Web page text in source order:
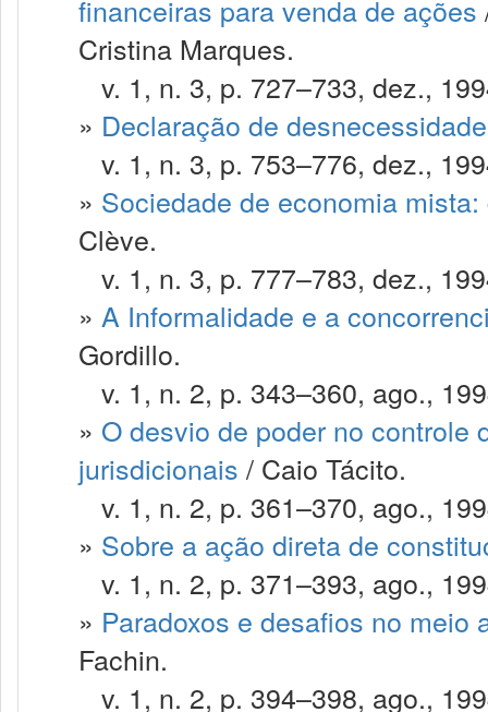
financeiras para venda de ações
Cristina Marques.
v. 1, n. 3, p. 727–733, dez.,
» Declaração de
v. 1, n. 3, p. 753–776, dez.,
» Sociedade de economia
Clève.
v. 1, n. 3, p. 777–783, dez.,
» A Informalidade e a
Gordillo.
v. 1, n. 2, p. 343–360, ago.,
» O desvio de poder no
jurisdicionais / Caio Tácito.
v. 1, n. 2, p. 361–370, ago.,
» Sobre a ação direta de
v. 1, n. 2, p. 371–393, ago.,
» Paradoxos e desafios no meio
Fachin.
v. 1, n. 2, p. 394–398, ago.,